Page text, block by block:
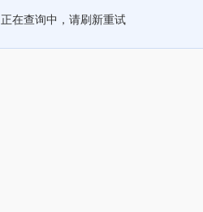
正在查询中，请刷新重试